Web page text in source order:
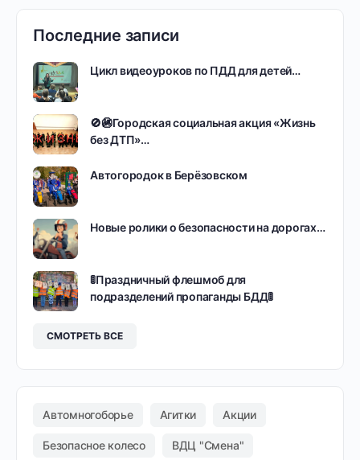
Последние записи
Цикл видеоуроков по ПДД для детей…
🚫🚳Городская социальная акция «Жизнь
без ДТП»…
Автогородок в Берёзовском
Новые ролики о безопасности на дорогах…
🚦Праздничный флешмоб для
подразделений пропаганды БДД🚦
СМОТРЕТЬ ВСЕ
Автомногоборье Агитки Акции
Безопасное колесо ВДЦ "Смена"